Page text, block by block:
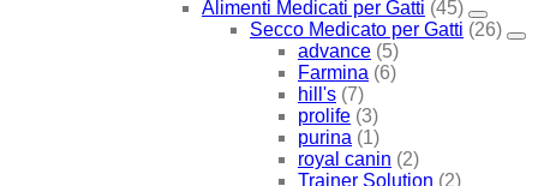
Alimenti Medicati per Gatti (45)
Secco Medicato per Gatti (26)
advance (5)
Farmina (6)
hill's (7)
prolife (3)
purina (1)
royal canin (2)
Trainer Solution (2)